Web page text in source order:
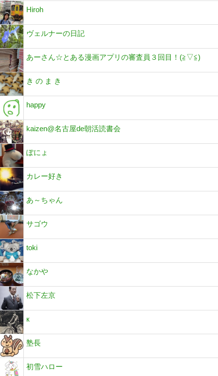
Hiroh
ヴェルナーの日記
あーさん☆とある漫画アプリの審査員３回目！(⁠≧⁠▽⁠≦⁠)
き の ま き
happy
kaizen@名古屋de朝活読書会
ぽにょ
カレー好き
あ～ちゃん
サゴウ
toki
なかや
松下左京
к
塾長
初雪ハロー